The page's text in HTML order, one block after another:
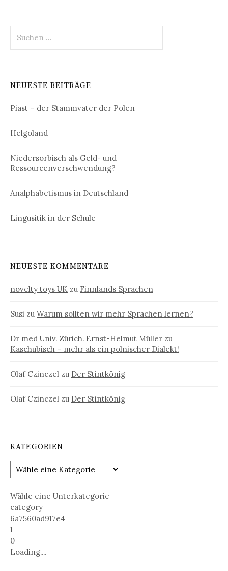
nach:
NEUESTE BEITRÄGE
Piast – der Stammvater der Polen
Helgoland
Niedersorbisch als Geld- und
Ressourcenverschwendung?
Analphabetismus in Deutschland
Lingusitik in der Schule
NEUESTE KOMMENTARE
novelty toys UK zu Finnlands Sprachen
Susi zu Warum sollten wir mehr Sprachen lernen?
Dr med Univ. Zürich. Ernst-Helmut Müller zu
Kaschubisch – mehr als ein polnischer Dialekt!
Olaf Czinczel zu Der Stintkönig
Olaf Czinczel zu Der Stintkönig
KATEGORIEN
Wähle eine Unterkategorie
category
6a7560ad917e4
1
0
Loading....